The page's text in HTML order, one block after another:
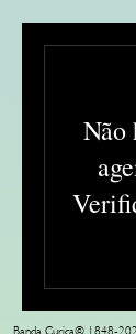
Não
Banda Curica© 1848-